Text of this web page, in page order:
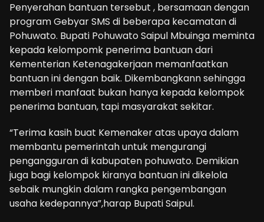
Penyerahan bantuan tersebut , bersamaan dengan
program Gebyar SMS di beberapa kecamatan di
Pohuwato. Bupati Pohuwato Saipul Mbuinga meminta
kepada kelompomk penerima bantuan dari
Kementerian Ketenagakerjaan memanfaatkan
bantuan ini dengan baik. Dikembangkann sehingga
memberi manfaat bukan hanya kepada kelompok
penerima bantuan, tapi masyarakat sekitar.
“Terima kasih buat Kemenaker atas upaya dalam
membantu pemerintah untuk mengurangi
pengangguran di kabupaten pohuwato. Demikian
juga bagi kelompok kiranya bantuan ini dikelola
sebaik mungkin dalam rangka pengembangan
usaha kedepannya”,harap Bupati Saipul.